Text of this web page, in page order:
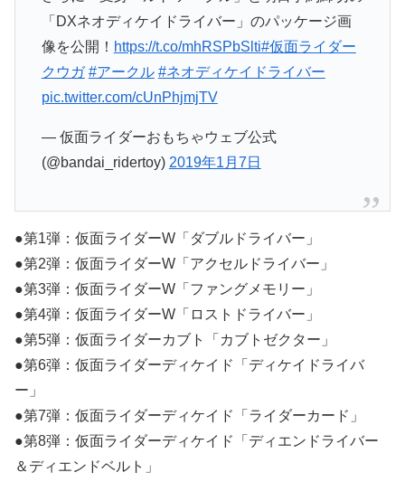
「DXネオディケイドライバー」のパッケージ画
像を公開！ https://t.co/mhRSPbSlti#仮面ライダー
クウガ #アークル #ネオディケイドライバー
pic.twitter.com/cUnPhjmjTV
— 仮面ライダーおもちゃウェブ公式
(@bandai_ridertoy) 2019年1月7日
●第1弾：仮面ライダーW「ダブルドライバー」
●第2弾：仮面ライダーW「アクセルドライバー」
●第3弾：仮面ライダーW「ファングメモリー」
●第4弾：仮面ライダーW「ロストドライバー」
●第5弾：仮面ライダーカブト「カブトゼクター」
●第6弾：仮面ライダーディケイド「ディケイドライバ
ー」
●第7弾：仮面ライダーディケイド「ライダーカード」
●第8弾：仮面ライダーディケイド「ディエンドライバー
＆ディエンドベルト」